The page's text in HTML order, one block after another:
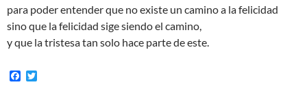
para poder entender que no existe un camino a la felicidad
sino que la felicidad sige siendo el camino,
y que la tristesa tan solo hace parte de este.
F